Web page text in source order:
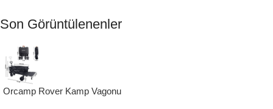
Muftağı
Kampçı
Şefler İçin
Keşfet
Son Görüntülenenler
Orcamp Rover Kamp Vagonu